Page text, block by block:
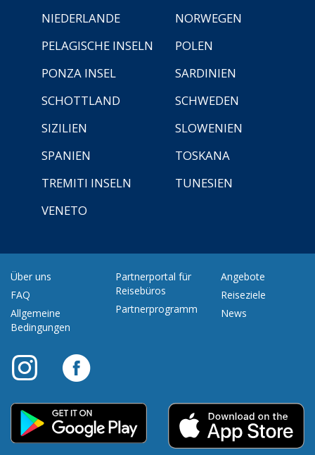
NIEDERLANDE
NORWEGEN
PELAGISCHE INSELN
POLEN
PONZA INSEL
SARDINIEN
SCHOTTLAND
SCHWEDEN
SIZILIEN
SLOWENIEN
SPANIEN
TOSKANA
TREMITI INSELN
TUNESIEN
VENETO
Über uns
FAQ
Allgemeine
Bedingungen
Partnerportal für
Reisebüros
Partnerprogramm
Angebote
Reiseziele
News